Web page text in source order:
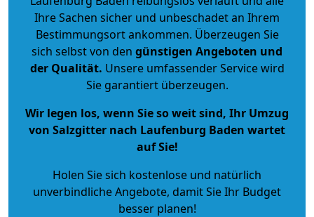
Ihre Sachen sicher und unbeschadet an Ihrem
Bestimmungsort ankommen. Überzeugen Sie
sich selbst von den günstigen Angeboten und
der Qualität. Unsere umfassender Service wird
Sie garantiert überzeugen.
Wir legen los, wenn Sie so weit sind, Ihr Umzug
von Salzgitter nach Laufenburg Baden wartet
auf Sie!
Holen Sie sich kostenlose und natürlich
unverbindliche Angebote, damit Sie Ihr Budget
besser planen!